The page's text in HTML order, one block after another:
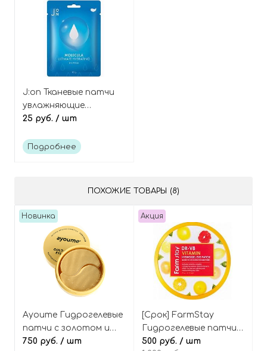
J:on Тканевые патчи
увлажняющие
Molecula ultimate
25 руб. / шт
Подробнее
ПОХОЖИЕ ТОВАРЫ (8)
Новинка
Ayoume Гидрогелевые
патчи с золотом и
муцином улитки, Gold
750 руб. / шт
Акция
[Срок] FarmStay
Гидрогелевые патчи с
витаминами DR-V8
500 руб. / шт